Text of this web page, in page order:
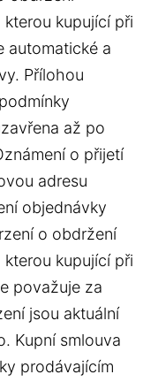
kupující při
automatické a
Přílohou
až po
o přijetí
adresu
objednávky
o obdržení
kupující při
považuje za
jsou aktuální
Kupní smlouva
prodávajícím